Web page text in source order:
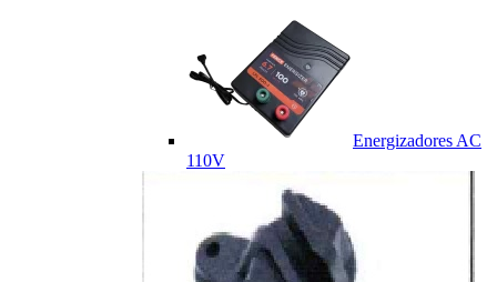
Energizadores AC
110V